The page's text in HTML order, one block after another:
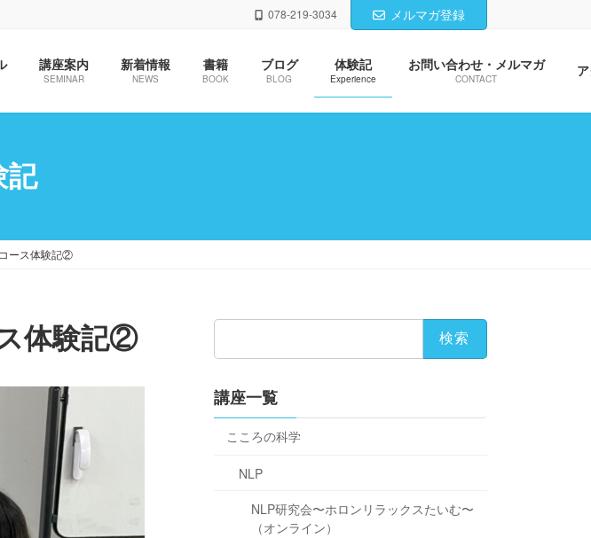
078-219-3034 メルマガ登録
講座案内
SEMINAR
新着情報
NEWS
書籍
BOOK
ブログ
BLOG
体験記
Experience
お問い合わせ・メルマガ
CONTACT
記
ース体験記②
体験記②
検
講座一覧
こころの科学
NLP
NLP研究会〜ホロンリラックスたいむ〜
（オンライン）